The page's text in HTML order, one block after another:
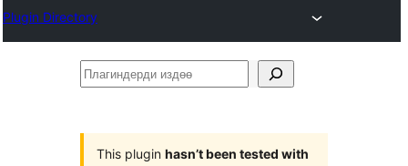
Plugin Directory
Плагиндерди
This plugin hasn’t been tested with